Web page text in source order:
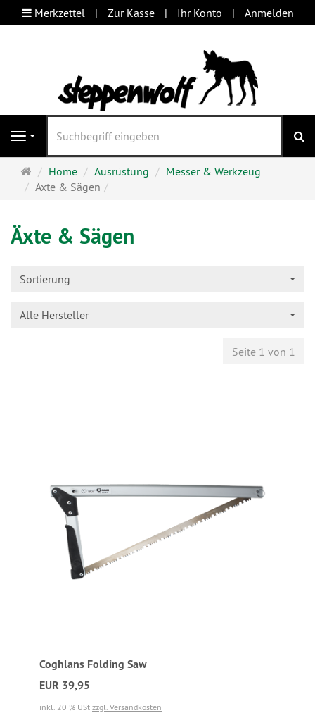
Merkzettel Zur Kasse Ihr Konto Anmelden
Navigation
Startseite
Home Ausrüstung
Messer & Werkzeug
Äxte & Sägen
Äxte & Sägen
Sortierung
Alle Hersteller
Seite 1 von 1
Coghlans Folding Saw
EUR 39,95
inkl. 20 % USt zzgl. Versandkosten